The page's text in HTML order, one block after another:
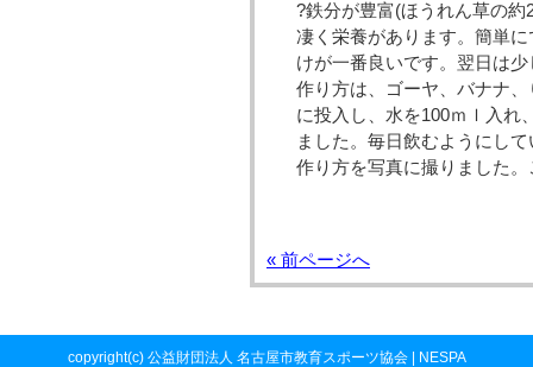
?鉄分が豊富(ほうれん草の
凄く栄養があります。簡単
けが一番良いです。翌日は
作り方は、ゴーヤ、バナナ
に投入し、水を100ｍｌ入れ
ました。毎日飲むようにし
作り方を写真に撮りました
« 前ページへ
copyright(c) 公益財団法人 名古屋市教育スポーツ協会 | NESPA